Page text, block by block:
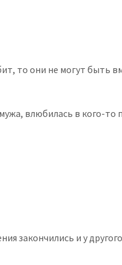
то они не могут быть
влюбилась в кого-то
закончились и у